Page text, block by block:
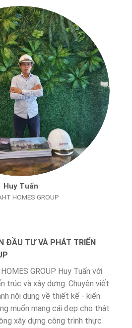
Huy Tuấn
HOMES GROUP
ĐẦU TƯ VÀ PHÁT TRIỂN
GROUP Huy Tuấn với
trúc và xây dựng. Chuyên viết
nội dung về thiết kế - kiến
muốn mang cái đẹp cho thật
xây dựng công trình thực